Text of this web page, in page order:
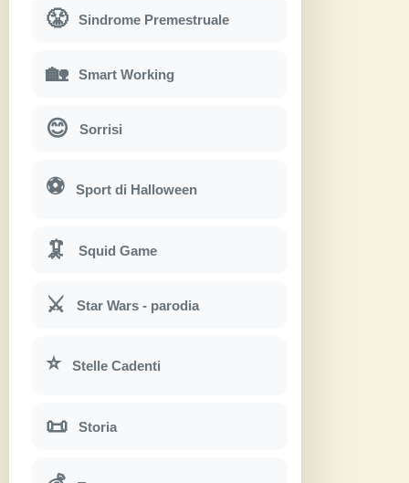
😤 Sindrome Premestruale
🏡 Smart Working
😊 Sorrisi
⚽ Sport di Halloween
🦑 Squid Game
⚔ Star Wars - parodia
⭐ Stelle Cadenti
📜 Storia